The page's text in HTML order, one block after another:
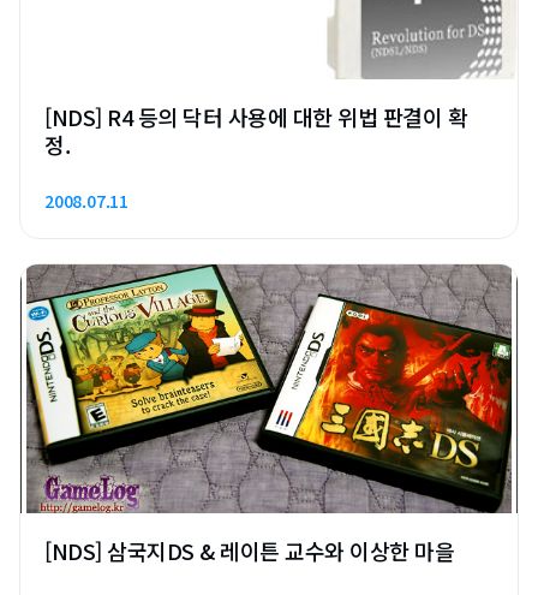
[NDS] R4 등의 닥터 사용에 대한 위법 판결이 확
정.
2008.07.11
[NDS] 삼국지DS & 레이튼 교수와 이상한 마을